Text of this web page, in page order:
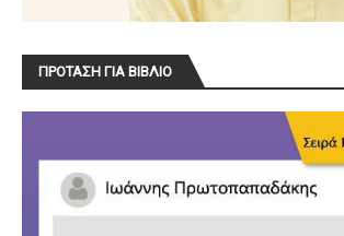
ΠΡΟΤΑΣΗ ΓΙΑ ΒΙΒΛΙΟ